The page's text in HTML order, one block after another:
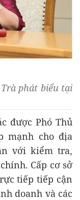
phát biểu tại
được Phó Thủ
mạnh cho địa
với kiểm tra,
Cấp cơ sở
tiếp tiếp cận
doanh và các